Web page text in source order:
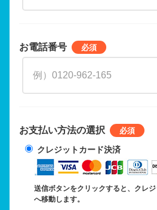
お電話番号
お支払い方法の選択
クレジットカード決済
送信ボタンをクリックすると、クレ
へ移動します。